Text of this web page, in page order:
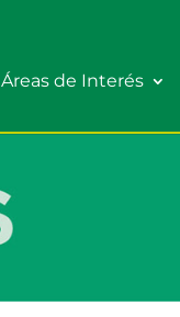
Áreas de Interés